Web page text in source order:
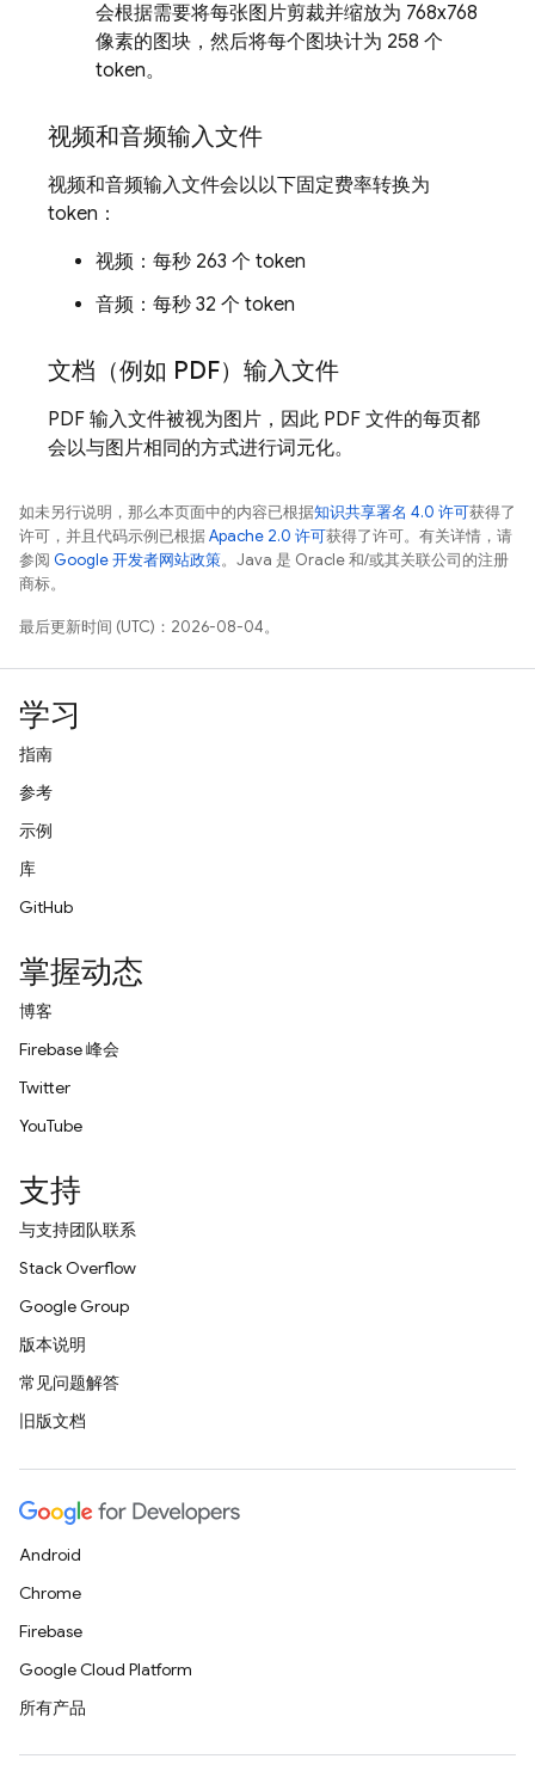
会根据需要将每张图片剪裁并缩放为 768x768
像素的图块，然后将每个图块计为 258 个
token。
视频和音频输入文件
视频和音频输入文件会以以下固定费率转换为
token：
视频：每秒 263 个 token
音频：每秒 32 个 token
文档（例如 PDF）输入文件
PDF 输入文件被视为图片，因此 PDF 文件的每页都
会以与图片相同的方式进行词元化。
如未另行说明，那么本页面中的内容已根据知识共享署名 4.0 许可获得了
许可，并且代码示例已根据Apache 2.0 许可获得了许可。有关详情，请
参阅 Google 开发者网站政策。Java 是 Oracle 和/或其关联公司的注册
商标。
最后更新时间 (UTC)：2026-08-04。
学习
指南
参考
示例
库
GitHub
掌握动态
博客
Firebase 峰会
Twitter
YouTube
支持
与支持团队联系
Stack Overflow
Google Group
版本说明
常见问题解答
旧版文档
Android
Chrome
Firebase
Google Cloud Platform
所有产品